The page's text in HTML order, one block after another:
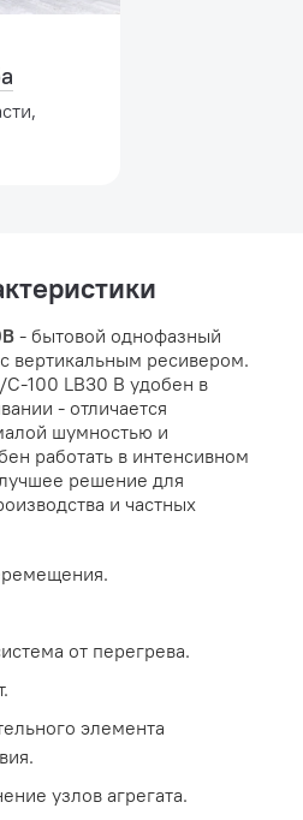
- бытовой однофазный
вертикальным ресивером.
100 LB30 В удобен в
- отличается
шумностью и
работать в интенсивном
решение для
и частных
от перегрева.
элемента
узлов агрегата.